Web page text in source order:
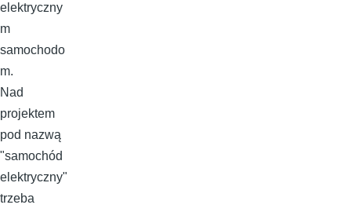
elektryczny
m
samochodo
m.
Nad
projektem
pod nazwą
"samochód
elektryczny"
trzeba